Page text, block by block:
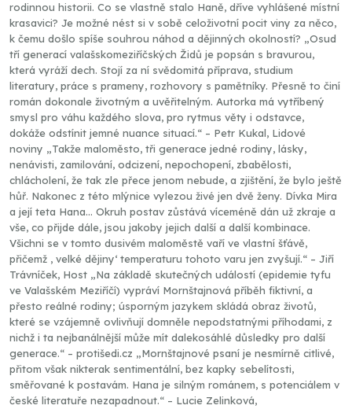
rodinnou historii. Co se vlastně stalo Haně, dříve vyhlášené místní
krasavici? Je možné nést si v sobě celoživotní pocit viny za něco,
k čemu došlo spíše souhrou náhod a dějinných okolností? „Osud
tří generací valašskomeziříčských Židů je popsán s bravurou,
která vyráží dech. Stojí za ní svědomitá příprava, studium
literatury, práce s prameny, rozhovory s pamětníky. Přesně to činí
román dokonale životným a uvěřitelným. Autorka má vytříbený
smysl pro váhu každého slova, pro rytmus věty i odstavce,
dokáže odstínit jemné nuance situací.“ – Petr Kukal, Lidové
noviny „Takže maloměsto, tři generace jedné rodiny, lásky,
nenávisti, zamilování, odcizení, nepochopení, zbabělosti,
chlácholení, že tak zle přece jenom nebude, a zjištění, že bylo ještě
hůř. Nakonec z této mlýnice vylezou živé jen dvě ženy. Dívka Mira
a její teta Hana… Okruh postav zůstává víceméně dán už zkraje a
vše, co přijde dále, jsou jakoby jejich další a další kombinace.
Všichni se v tomto dusivém maloměstě vaří ve vlastní šťávě,
přičemž , velké dějiny‘ temperaturu tohoto varu jen zvyšují.“ – Jiří
Trávníček, Host „Na základě skutečných událostí (epidemie tyfu
ve Valašském Meziříčí) vypráví Mornštajnová příběh fiktivní, a
přesto reálné rodiny; úsporným jazykem skládá obraz životů,
které se vzájemně ovlivňují domněle nepodstatnými příhodami, z
nichž i ta nejbanálnější může mít dalekosáhlé důsledky pro další
generace.“ – protišedi.cz „Mornštajnové psaní je nesmírně citlivé,
přitom však nikterak sentimentální, bez kapky sebelítosti,
směřované k postavám. Hana je silným románem, s potenciálem v
české literatuře nezapadnout.“ – Lucie Zelinková,